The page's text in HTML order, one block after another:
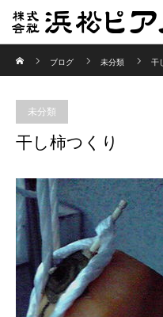
ブログ
未分類 干
未分類
干し柿つくり